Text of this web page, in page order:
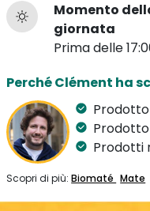
Momento
giornata
Prima delle
Perché Clément ha
Prodotti
Scopri di più:Biomaté Mate